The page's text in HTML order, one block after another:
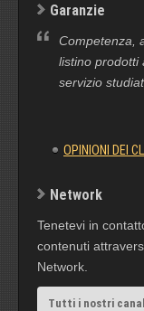
Garanzie
Competenza,
listino prodotti
servizio
OPINIONI DEI
Network
Tenetevi in
contenuti
Network.
Tutti i nostri